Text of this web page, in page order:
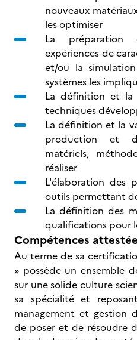
nouveaux
les optimiser
La
expériences de
et/ou la
systèmes les
La définition et la
techniques
La définition et la
production et
matériels,
réaliser
L'élaboration des
outils permettant
La définition des
qualifications pour
Compétences
Au terme de sa
» possède un ensemble
sur une solide culture
sa spécialité et
management et gestion
de poser et de résoudre